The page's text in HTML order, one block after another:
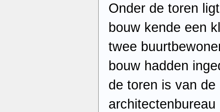
Onder de toren
bouw kende een
twee
bouw hadden
de toren is van